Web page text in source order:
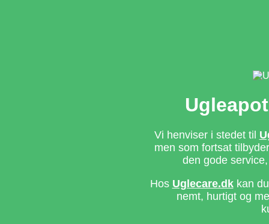
Vi henviser i stedet til
men som fortsat
den gode
Hos Uglecare.dkkan du
nemt, hurtigt og